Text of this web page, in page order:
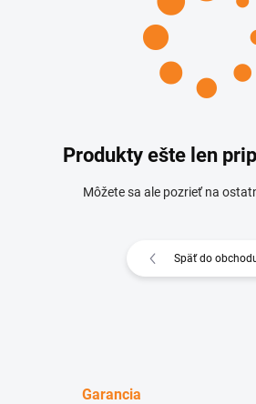
Produkty ešte len
Môžete sa ale pozrieť na
Späť do
Garancia